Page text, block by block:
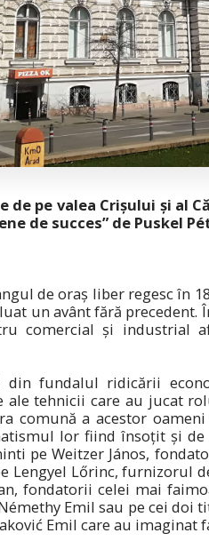
pe valea Crișului și al
de succes” de Puskel
de oraș liber regesc în
un avânt fără precedent.
comercial și industrial
din fundalul ridicării
ale tehnicii care au jucat
comună a acestor
lor fiind însoțit și
pe Weitzer János,
Lengyel Lőrinc,
fondatorii celei mai
Emil sau pe cei
Emil care au imaginat